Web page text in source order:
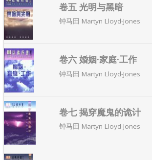
卷五 光明与黑暗
钟马田 Martyn Lloyd-Jones
卷六 婚姻·家庭·工作
钟马田 Martyn Lloyd-Jones
卷七 揭穿魔鬼的诡计
钟马田 Martyn Lloyd-Jones